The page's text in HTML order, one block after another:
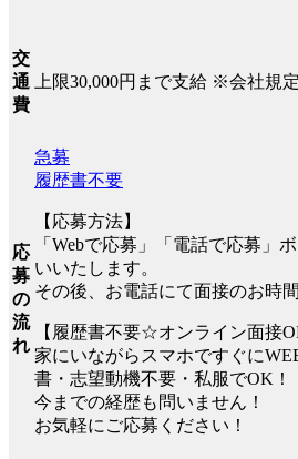
交
通
費
上限30,000円まで支給 ※会社規
応
募
の
流
れ
急募
履歴書不要
【応募方法】
「Webで応募」「電話で応募」
いいたします。
その後、お電話にて面接のお時
【履歴書不要☆オンライン面接
家にいながらスマホですぐに
書・志望動機不要・私服でOK！
今までの経歴も問いません！
お気軽にご応募ください！